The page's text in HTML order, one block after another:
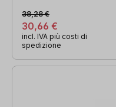
30,66 €
38,28 €
incl. IVA più costi di
spedizione